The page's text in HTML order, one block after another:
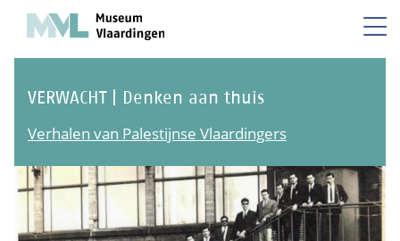
VERWACHT | Denken aan thuis
Verhalen van Palestijnse Vlaardingers